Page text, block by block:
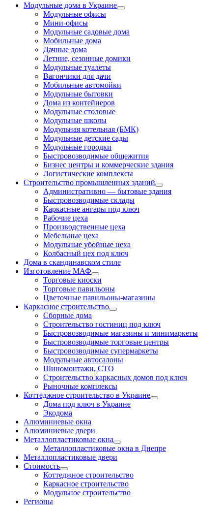
Модульные дома в Украине
Модульные офисы
Мини-офисы
Модульные садовые дома
Мобильные дома
Дачные дома
Летние, сезонные домики
Модульные туалеты
Вагончики для дачи
Мобильные автомойки
Модульные бытовки
Дома из контейнеров
Модульные столовые
Модульные школы
Модульная котельная (БМК)
Модульные детские сады
Модульные городки
Быстровозводимые общежития
Бизнес центры и коммерческие здания
Логистические комплексы
Строительство промышленных зданий
Административно — бытовые здания
Быстровозводимые склады
Каркасные ангары под ключ
Рабочие цеха
Производственные цеха
Мебельные цеха
Модульные убойные цеха
Колбасный цех под ключ
Дома в скандинавском стиле
Изготовление МАФ
Торговые киоски
Торговые павильоны
Цветочные павильоны-магазины
Каркасное строительство
Сборные дома
Строительство гостиниц под ключ
Быстровозводимые магазины и минимаркеты
Быстровозводимые торговые центры
Быстровозводимые супермаркеты
Модульные автосалоны
Шиномонтажи, СТО
Строительство каркасных домов под ключ
Рыночные комплексы
Коттеджное строительство в Украине
Дома под ключ в Украине
Экодома
Алюминиевые окна
Алюминиевые двери
Металлопластиковые окна
Металлопластиковые окна в Днепре
Металлопластиковые двери
Стоимость
Коттеджное строительство
Каркасное строительство
Модульное строительство
Регионы